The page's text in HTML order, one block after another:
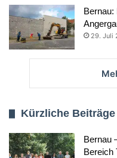
29. Juli
Kürzliche Beiträge
Bernau
Bereich